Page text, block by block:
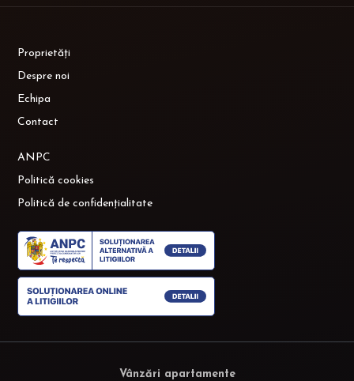
Proprietăți
Despre noi
Echipa
Contact
ANPC
Politică cookies
Politică de confidențialitate
Vânzări apartamente